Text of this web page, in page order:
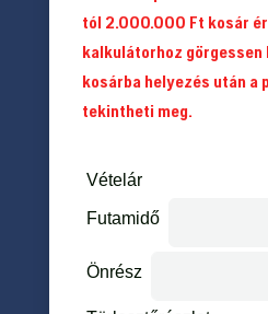
tól 2.000.000 Ft kosár
kalkulátorhoz görgessen
kosárba helyezés után a
tekintheti meg.